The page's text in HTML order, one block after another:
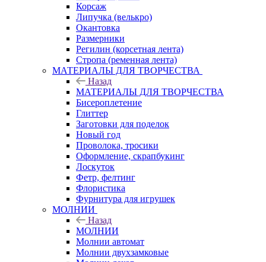
Корсаж
Липучка (велькро)
Окантовка
Размерники
Регилин (корсетная лента)
Стропа (ременная лента)
МАТЕРИАЛЫ ДЛЯ ТВОРЧЕСТВА
Назад
МАТЕРИАЛЫ ДЛЯ ТВОРЧЕСТВА
Бисероплетение
Глиттер
Заготовки для поделок
Новый год
Проволока, тросики
Оформление, скрапбукинг
Лоскуток
Фетр, фелтинг
Флористика
Фурнитура для игрушек
МОЛНИИ
Назад
МОЛНИИ
Молнии автомат
Молнии двухзамковые